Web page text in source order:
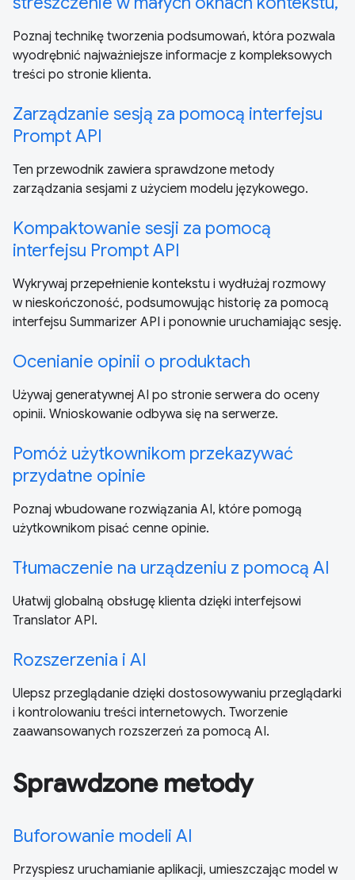
Poznaj technikę tworzenia podsumowań, która pozwala
wyodrębnić najważniejsze informacje z kompleksowych
treści po stronie klienta.
Zarządzanie sesją za pomocą interfejsu
Prompt API
Ten przewodnik zawiera sprawdzone metody
zarządzania sesjami z użyciem modelu językowego.
Kompaktowanie sesji za pomocą
interfejsu Prompt API
Wykrywaj przepełnienie kontekstu i wydłużaj rozmowy
w nieskończoność, podsumowując historię za pomocą
interfejsu Summarizer API i ponownie uruchamiając sesję.
Ocenianie opinii o produktach
Używaj generatywnej AI po stronie serwera do oceny
opinii. Wnioskowanie odbywa się na serwerze.
Pomóż użytkownikom przekazywać
przydatne opinie
Poznaj wbudowane rozwiązania AI, które pomogą
użytkownikom pisać cenne opinie.
Tłumaczenie na urządzeniu z pomocą AI
Ułatwij globalną obsługę klienta dzięki interfejsowi
Translator API.
Rozszerzenia i AI
Ulepsz przeglądanie dzięki dostosowywaniu przeglądarki
i kontrolowaniu treści internetowych. Tworzenie
zaawansowanych rozszerzeń za pomocą AI.
Sprawdzone metody
Buforowanie modeli AI
Przyspiesz uruchamianie aplikacji, umieszczając model w